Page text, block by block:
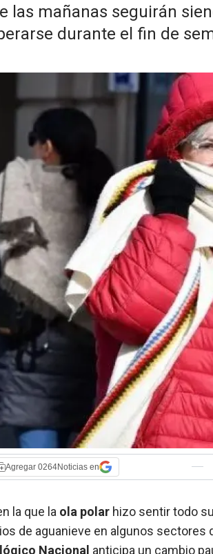
las mañanas seguirán
durante el fin de
Agregar 0264Noticias en
la que la ola polar hizo sentir todo
de aguanieve en algunos sectores
Nacional anticipa un cambio